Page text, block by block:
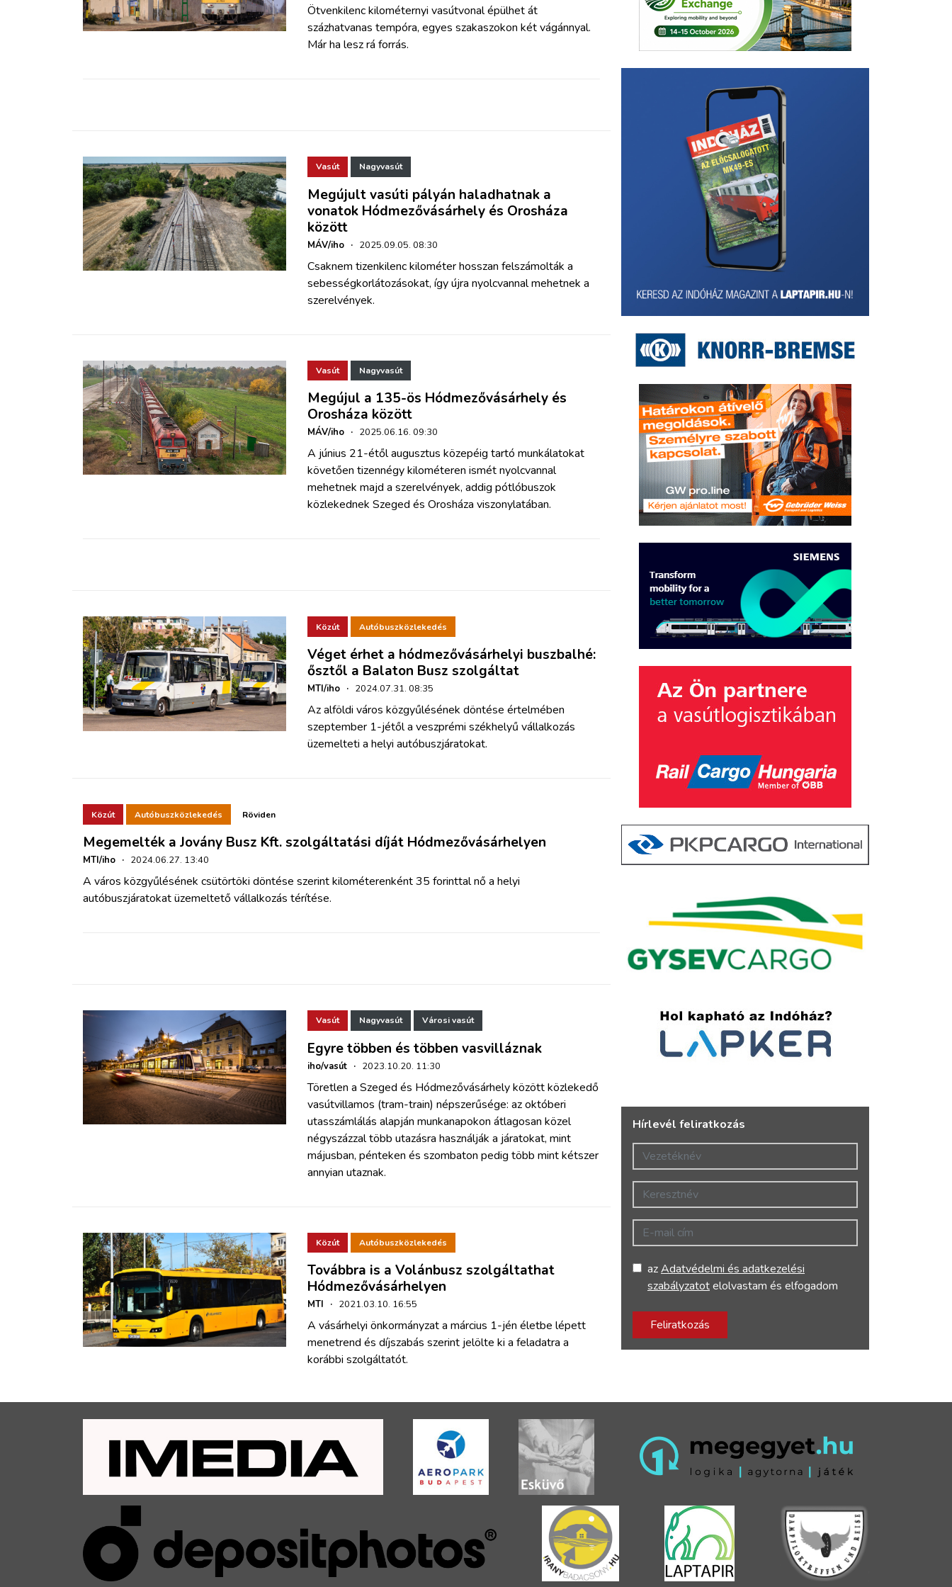
WEBSHOP
BELÉPÉS
REGISZTRÁCIÓ
Ötvenkilenc kilométernyi vasútvonal épülhet át
százhatvanas tempóra, egyes szakaszokon két vágánnyal.
Már ha lesz rá forrás.
Vasút Nagyvasút
Megújult vasúti pályán haladhatnak a
vonatok Hódmezővásárhely és Orosháza
között
MÁV/iho · 2025.09.05. 08:30
Csaknem tizenkilenc kilométer hosszan felszámolták a
sebességkorlátozásokat, így újra nyolcvannal mehetnek a
szerelvények.
Vasút Nagyvasút
Megújul a 135-ös Hódmezővásárhely és
Orosháza között
MÁV/iho · 2025.06.16. 09:30
A június 21-étől augusztus közepéig tartó munkálatokat
követően tizennégy kilométeren ismét nyolcvannal
mehetnek majd a szerelvények, addig pótlóbuszok
közlekednek Szeged és Orosháza viszonylatában.
Közút Autóbuszközlekedés
Véget érhet a hódmezővásárhelyi buszbalhé:
ősztől a Balaton Busz szolgáltat
MTI/iho · 2024.07.31. 08:35
Az alföldi város közgyűlésének döntése értelmében
szeptember 1-jétől a veszprémi székhelyű vállalkozás
üzemelteti a helyi autóbuszjáratokat.
Közút Autóbuszközlekedés Röviden
Megemelték a Jovány Busz Kft. szolgáltatási díját Hódmezővásárhelyen
MTI/iho · 2024.06.27. 13:40
A város közgyűlésének csütörtöki döntése szerint kilométerenként 35 forinttal nő a helyi
autóbuszjáratokat üzemeltető vállalkozás térítése.
Vasút Nagyvasút Városi vasút
Egyre többen és többen vasvilláznak
iho/vasút · 2023.10.20. 11:30
Töretlen a Szeged és Hódmezővásárhely között közlekedő
vasútvillamos (tram-train) népszerűsége: az októberi
utasszámlálás alapján munkanapokon átlagosan közel
négyszázzal több utazásra használják a járatokat, mint
májusban, pénteken és szombaton pedig több mint kétszer
annyian utaznak.
Közút Autóbuszközlekedés
Továbbra is a Volánbusz szolgáltathat
Hódmezővásárhelyen
MTI · 2021.03.10. 16:55
A vásárhelyi önkormányzat a március 1-jén életbe lépett
menetrend és díjszabás szerint jelölte ki a feladatra a
korábbi szolgáltatót.
Hírlevél feliratkozás
Vezetéknév
Keresztnév
E-mail cím
azAdatvédelmi és adatkezelési
szabályzatotelolvastam és elfogadom
Feliratkozás